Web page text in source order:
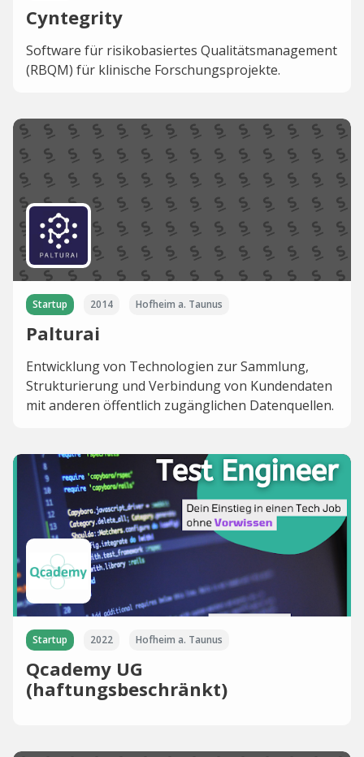
Cyntegrity
Software für risikobasiertes Qualitätsmanagement
(RBQM) für klinische Forschungsprojekte.
Startup 2014 Hofheim a. Taunus
Palturai
Entwicklung von Technologien zur Sammlung,
Strukturierung und Verbindung von Kundendaten
mit anderen öffentlich zugänglichen Datenquellen.
Startup 2022 Hofheim a. Taunus
Qcademy UG
(haftungsbeschränkt)